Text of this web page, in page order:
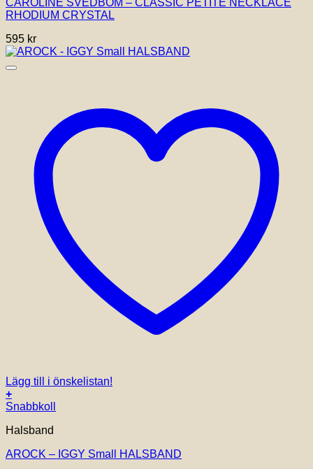
CAROLINE SVEDBOM – CLASSIC PETITE NECKLACE
RHODIUM CRYSTAL
595 kr
Lägg till i önskelistan!
+
Snabbkoll
Halsband
AROCK – IGGY Small HALSBAND